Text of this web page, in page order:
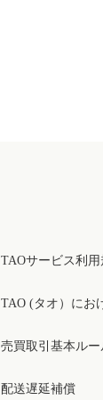
TAOサービス利用
TAO (タオ）にお
売買取引基本ルー
配送遅延補償